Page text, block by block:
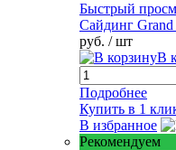
Быстрый
Сайдинг Grand
руб. / шт
В
Подробнее
Купить в 1
В избранное
Рекомендуем